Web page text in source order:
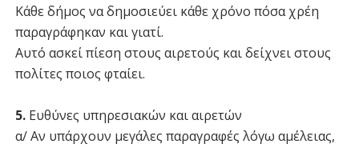
Κάθε δήμος να δημοσιεύει κάθε χρόνο πόσα χρέη
παραγράφηκαν και γιατί.
Αυτό ασκεί πίεση στους αιρετούς και δείχνει στους
πολίτες ποιος φταίει.
5.Ευθύνες υπηρεσιακών και αιρετών
α/ Αν υπάρχουν μεγάλες παραγραφές λόγω αμέλειας,